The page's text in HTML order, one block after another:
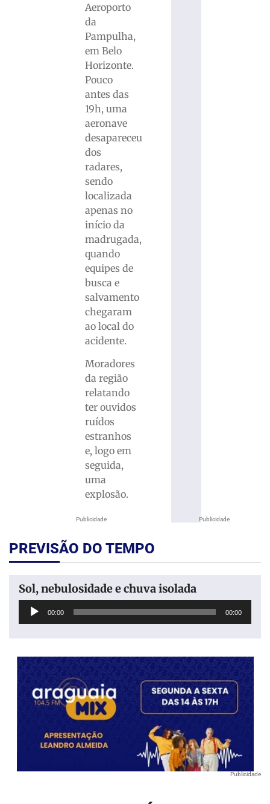
Publicidade
Aeroporto
da
Pampulha,
em Belo
Horizonte.
Pouco
antes das
19h, uma
aeronave
desapareceu
dos
radares,
sendo
localizada
apenas no
início da
madrugada,
quando
equipes de
busca e
salvamento
chegaram
ao local do
acidente.
Moradores
da região
relatando
ter ouvidos
ruídos
estranhos
e, logo em
seguida,
uma
explosão.
Publicidade
PREVISÃO DO TEMPO
Sol, nebulosidade e chuva isolada
Tocador
00:00 00:00
Publicidade